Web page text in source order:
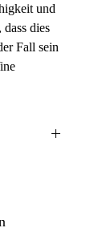
und
dies
Fall sein